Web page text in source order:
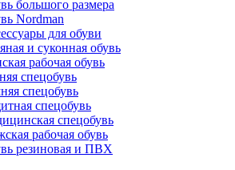
большого размера
Nordman
для обуви
и суконная обувь
рабочая обувь
спецобувь
спецобувь
спецобувь
спецобувь
рабочая обувь
резиновая и ПВХ